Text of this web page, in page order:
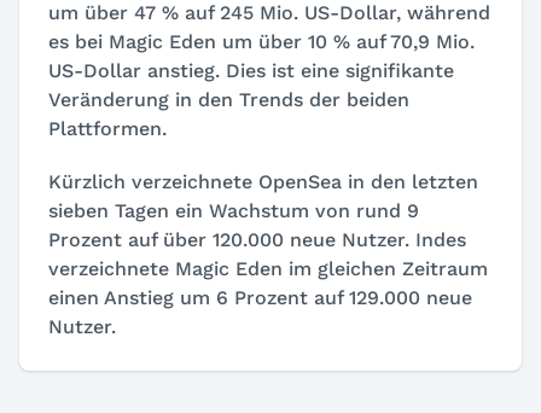
um über 47 % auf 245 Mio. US-Dollar, während
es bei Magic Eden um über 10 % auf 70,9 Mio.
US-Dollar anstieg. Dies ist eine signifikante
Veränderung in den Trends der beiden
Plattformen.
Kürzlich verzeichnete OpenSea in den letzten
sieben Tagen ein Wachstum von rund 9
Prozent auf über 120.000 neue Nutzer. Indes
verzeichnete Magic Eden im gleichen Zeitraum
einen Anstieg um 6 Prozent auf 129.000 neue
Nutzer.